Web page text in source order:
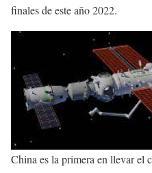
finales de este año 2022.
China es la primera en llevar el